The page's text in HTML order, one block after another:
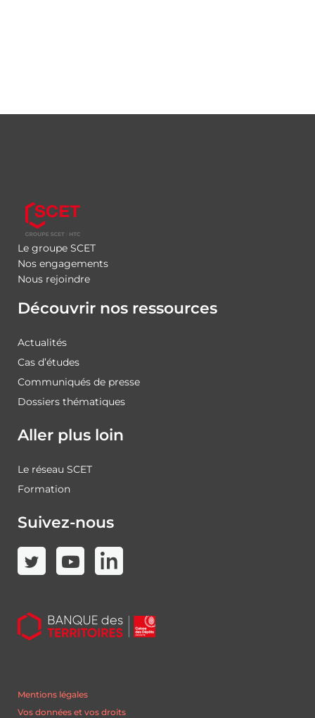
Le groupe SCET
Nos engagements
Nous rejoindre
Découvrir nos ressources
Actualités
Cas d’études
Communiqués de presse
Dossiers thématiques
Aller plus loin
Le réseau SCET
Formation
Suivez-nous
Mentions légales
Vos données et vos droits